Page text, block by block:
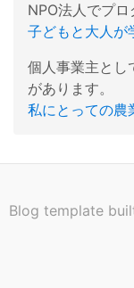
NPO法人でプロ
子どもと大人
個人事業主とし
があります。
私にとっての農
Blog template